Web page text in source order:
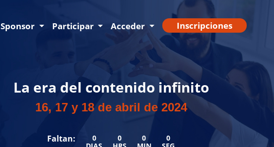
Sponsor Participar Acceder Inscripciones
La era del contenido infinito
16, 17 y 18 de abril de 2024
Faltan:
0
0
0
0